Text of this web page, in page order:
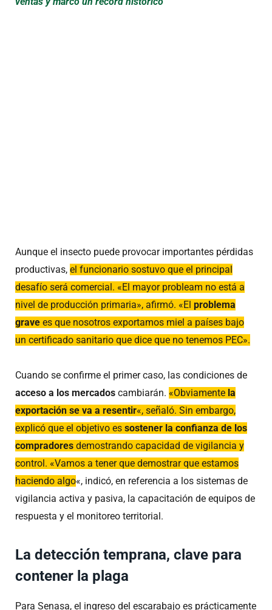
Aunque el insecto puede provocar importantes pérdidas
productivas, el funcionario sostuvo que el principal
desafío será comercial. «El mayor probleam no está a
nivel de producción primaria», afirmó. «El problema
grave es que nosotros exportamos miel a países bajo
un certificado sanitario que dice que no tenemos PEC».
Cuando se confirme el primer caso, las condiciones de
acceso a los mercados cambiarán. «Obviamente la
exportación se va a resentir«, señaló. Sin embargo,
explicó que el objetivo es sostener la confianza de los
compradores demostrando capacidad de vigilancia y
control. «Vamos a tener que demostrar que estamos
haciendo algo«, indicó, en referencia a los sistemas de
vigilancia activa y pasiva, la capacitación de equipos de
respuesta y el monitoreo territorial.
La detección temprana, clave para
contener la plaga
Para Senasa, el ingreso del escarabajo es prácticamente